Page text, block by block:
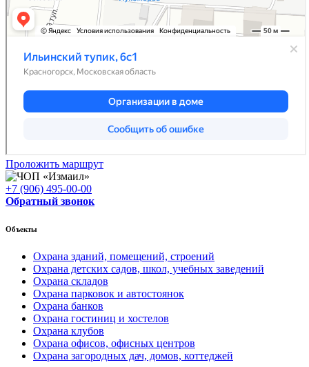
Проложить маршрут
+7 (906) 495-00-00
Обратный звонок
Объекты
Охрана зданий, помещений, строений
Охрана детских садов, школ, учебных заведений
Охрана складов
Охрана парковок и автостоянок
Охрана банков
Охрана гостиниц и хостелов
Охрана клубов
Охрана офисов, офисных центров
Охрана загородных дач, домов, коттеджей